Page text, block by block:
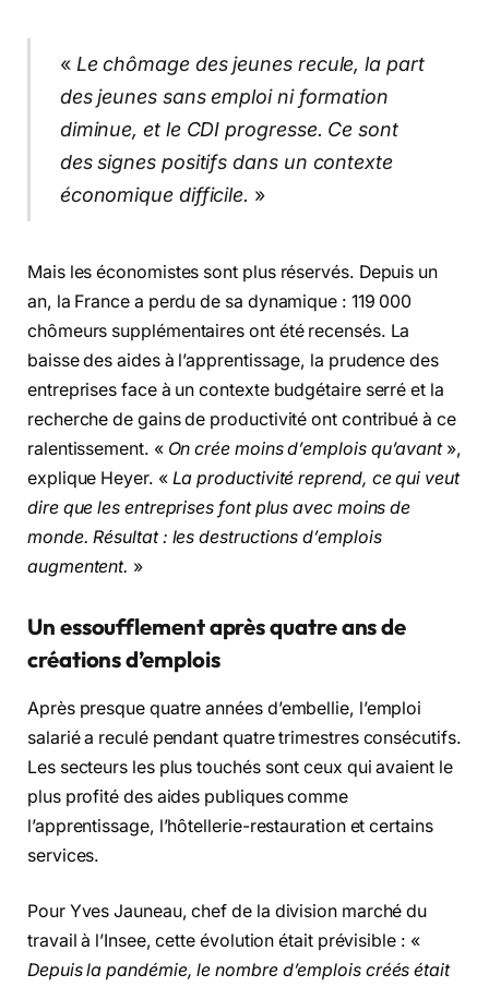
« Le chômage des jeunes recule, la part
des jeunes sans emploi ni formation
diminue, et le CDI progresse. Ce sont
des signes positifs dans un contexte
économique difficile. »
Mais les économistes sont plus réservés. Depuis un
an, la France a perdu de sa dynamique : 119 000
chômeurs supplémentaires ont été recensés. La
baisse des aides à l’apprentissage, la prudence des
entreprises face à un contexte budgétaire serré et la
recherche de gains de productivité ont contribué à ce
ralentissement. « On crée moins d’emplois qu’avant»,
explique Heyer. « La productivité reprend, ce qui veut
dire que les entreprises font plus avec moins de
monde. Résultat : les destructions d’emplois
augmentent. »
Un essoufflement après quatre ans de
créations d’emplois
Après presque quatre années d’embellie, l’emploi
salarié a reculé pendant quatre trimestres consécutifs.
Les secteurs les plus touchés sont ceux qui avaient le
plus profité des aides publiques comme
l’apprentissage, l’hôtellerie-restauration et certains
services.
Pour Yves Jauneau, chef de la division marché du
travail à l’Insee, cette évolution était prévisible : «
Depuis la pandémie, le nombre d’emplois créés était